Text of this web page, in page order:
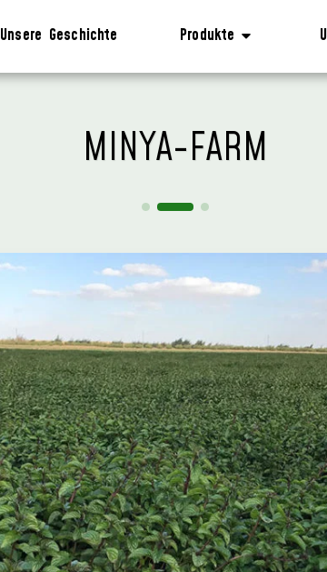
Unsere Geschichte Produkte
MINYA-FARM